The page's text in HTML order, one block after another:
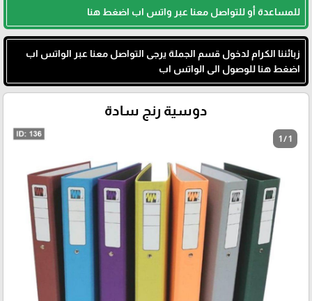
للمساعدة أو للتواصل معنا عبر واتس اب اضغط هنا
زبائننا الكرام لدخول قسم الجملة يرجى التواصل معنا عبر الواتس اب
اضغط هنا للوصول الى الواتس اب
دوسية رنج سادة
1 / 1